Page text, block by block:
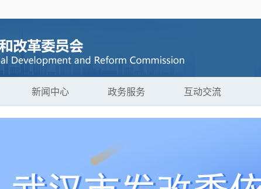
新闻中心 政务服务 互动交流